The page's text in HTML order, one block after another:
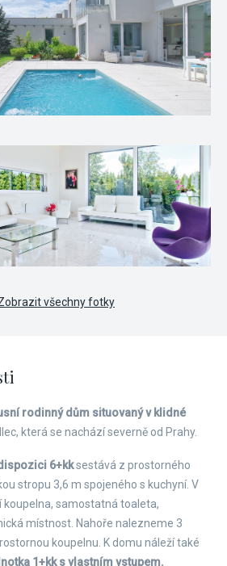
všechny fotky
rodinný dům situovaný v klidné
která se nachází severně od Prahy.
6+kksestává z prostorného
stropu 3,6 m spojeného s kuchyní. V
samostatná toaleta,
místnost. Nahoře nalezneme 3
koupelnu. K domu náleží také
1+kk s vlastním vstupem.